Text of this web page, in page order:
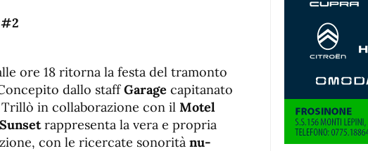
ore 18 ritorna la festa del tramonto
dallo staffGarage capitanato
in collaborazione con il Motel
Sunsetrappresenta la vera e propria
con le ricercate sonorità nu-